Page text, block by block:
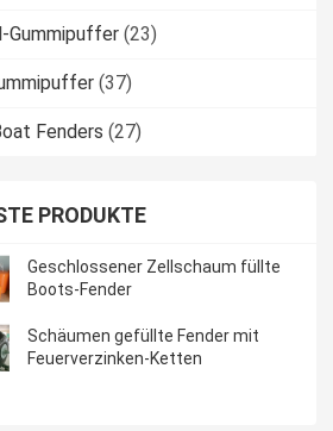
Gummipuffer (23)
(37)
Fenders (27)
PRODUKTE
Geschlossener Zellschaum füllte
Boots-Fender
Schäumen gefüllte Fender mit
Feuerverzinken-Ketten